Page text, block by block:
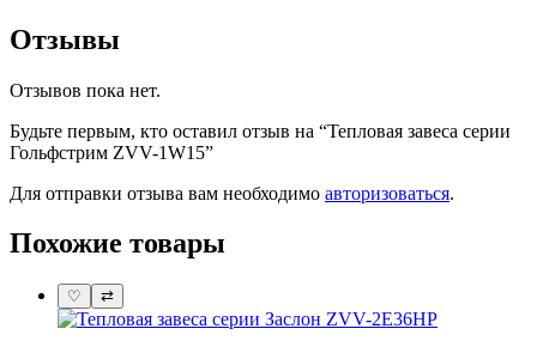
Отзывы
Отзывов пока нет.
Будьте первым, кто оставил отзыв на “Тепловая завеса серии
Гольфстрим ZVV-1W15”
Для отправки отзыва вам необходимо авторизоваться.
Похожие товары
♡ ⇄